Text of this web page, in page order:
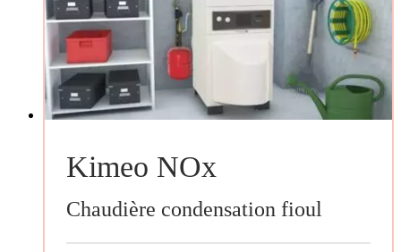
Kimeo NOx
Chaudière condensation fioul